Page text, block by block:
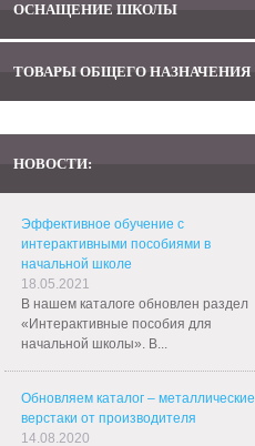
ОСНАЩЕНИЕ ШКОЛЫ
ТОВАРЫ ОБЩЕГО НАЗНАЧЕНИЯ
НОВОСТИ:
Эффективное обучение с
интерактивными пособиями в
начальной школе
18.05.2021
В нашем каталоге обновлен раздел
«Интерактивные пособия для
начальной школы». В...
Обновляем каталог – металлические
верстаки от производителя
14.08.2020